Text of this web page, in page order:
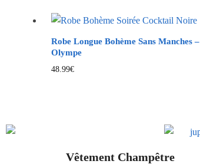
Robe Longue Bohème Sans Manches –
Olympe
48.99€
Vêtement Champêtre